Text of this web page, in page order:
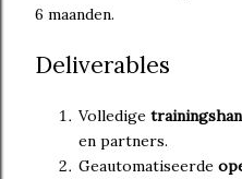
6 maanden.
Deliverables
Volledige
en partners.
Geautomatiseerde